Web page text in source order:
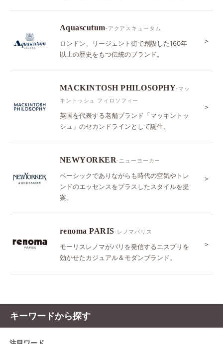
Aquascutum-アクアスキュータム
ロンドン、リージェント街で創設した160年
以上の歴史をもつ伝統のブランド。
＞
MACKINTOSH PHILOSOPHY-マッ
キントッシュ フィロソフィー
英国を代表する老舗ブランド「マッキントッ
シュ」のセカンドラインとして誕生。
＞
NEWYORKER-ニューヨーカー
ベーシックでありながらも時代の空気やトレ
ンドのエッセンスをプラスしたスタイルを提
案。
＞
renoma PARIS-レノマパリス
モーリスレノマがパリを発信するエスプリを
効かせたカジュアル＆モダンブランド。
＞
キーワードから探す